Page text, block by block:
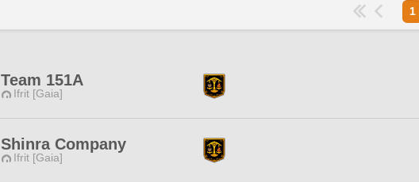
1
Team 151A
Ifrit [Gaia]
Shinra Company
Ifrit [Gaia]